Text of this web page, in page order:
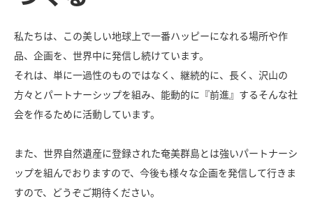
私たちは、この美しい地球上で一番ハッピーになれる場所や作
品、企画を、世界中に発信し続けています。
それは、単に一過性のものではなく、継続的に、長く、沢山の
方々とパートナーシップを組み、能動的に『前進』するそんな社
会を作るために活動しています。
また、世界自然遺産に登録された奄美群島とは強いパートナーシ
ップを組んでおりますので、今後も様々な企画を発信して行きま
すので、どうぞご期待ください。